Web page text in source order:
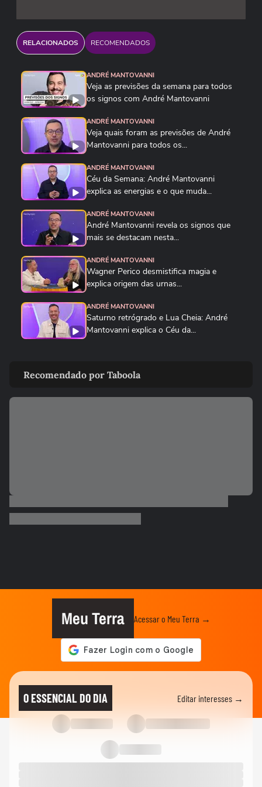
RELACIONADOS RECOMENDADOS
ANDRÉ MANTOVANNI
Veja as previsões da semana para todos
os signos com André Mantovanni
ANDRÉ MANTOVANNI
Veja quais foram as previsões de André
Mantovanni para todos os...
ANDRÉ MANTOVANNI
Céu da Semana: André Mantovanni
explica as energias e o que muda...
ANDRÉ MANTOVANNI
André Mantovanni revela os signos que
mais se destacam nesta...
ANDRÉ MANTOVANNI
Wagner Perico desmistifica magia e
explica origem das urnas...
ANDRÉ MANTOVANNI
Saturno retrógrado e Lua Cheia: André
Mantovanni explica o Céu da...
Mantovanni para os signos...
ANDRÉ MANTOVANNI
mais se destacam nesta...
André Mantovanni explica o signo do mês
e revela as previsões da...
André Mantovanni revela as previsões da
semana para cada signo no...
André Mantovanni explica o Céu da
Semana no Terra Horóscopo
Recomendado por Taboola
Meu Terra Acessar o Meu Terra →
O ESSENCIAL DO DIA Editar interesses →